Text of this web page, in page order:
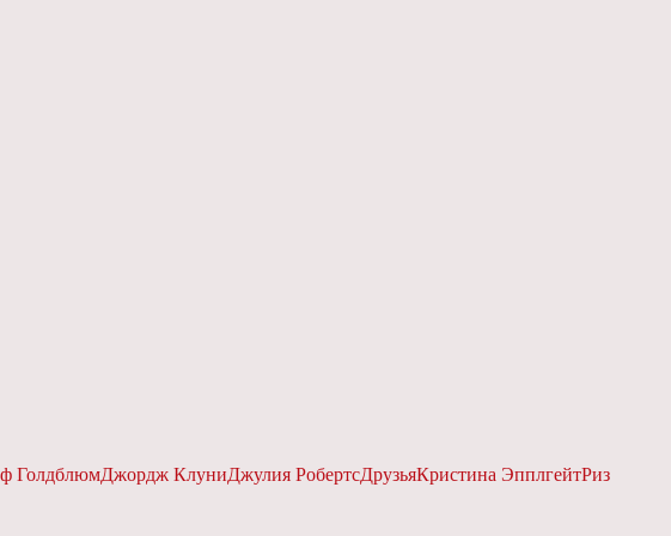
ГолдблюмДжордж КлуниДжулия РобертсДрузьяКристина ЭпплгейтРиз